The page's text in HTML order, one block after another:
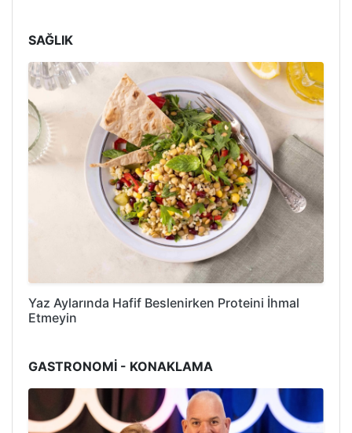
SAĞLIK
Yaz Aylarında Hafif Beslenirken Proteini İhmal
Etmeyin
GASTRONOMİ - KONAKLAMA